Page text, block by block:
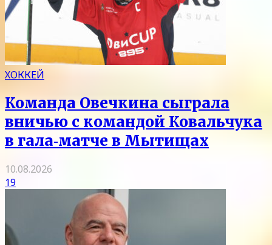
ХОККЕЙ
Команда Овечкина сыграла
вничью с командой Ковальчука
в гала‑матче в Мытищах
10.08.2026
19